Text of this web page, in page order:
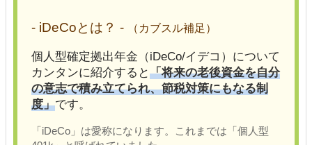
- iDeCoとは？ - （カブスル補足）
個人型確定拠出年金（iDeCo/イデコ）について
カンタンに紹介すると「将来の老後資金を自分
の意志で積み立てられ、節税対策にもなる制
度」です。
「iDeCo」は愛称になります。これまでは「個人型